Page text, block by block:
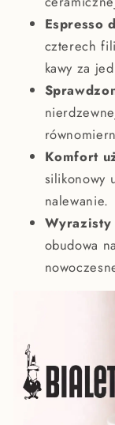
Espresso
czterech
kawy za
Komfort
silikonowy
nalewanie.
Wyrazisty
obudowa